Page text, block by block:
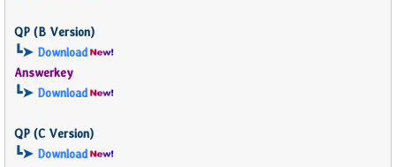
QP (B Version)
┗➤ Download
Answerkey
┗➤ Download
QP (C Version)
┗➤ Download